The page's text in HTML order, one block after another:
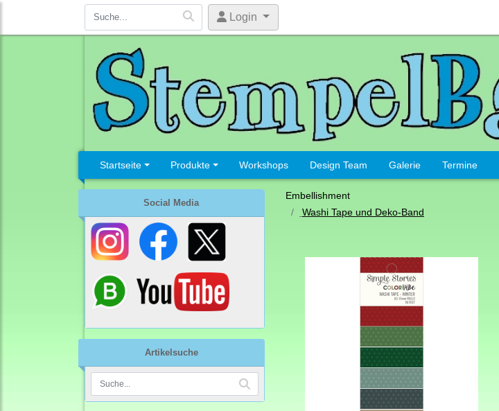
Login
Startseite Produkte Workshops Design Team Galerie Termine
Social Media
Artikelsuche
Embellishment
Washi Tape und Deko-Band